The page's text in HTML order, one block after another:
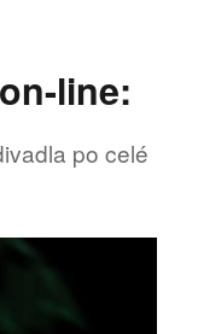
line:
po celé